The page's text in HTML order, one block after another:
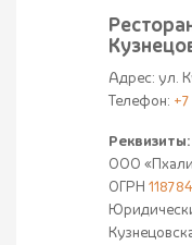
Адрес: ул.
Телефон:
Реквизиты:
ООО
ОГРН